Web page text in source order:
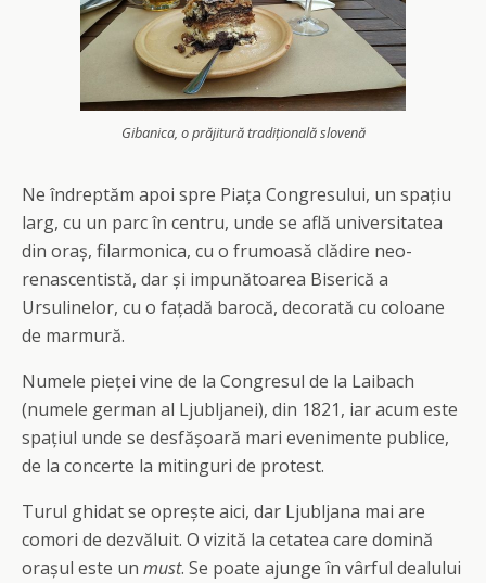
Gibanica, o prăjitură tradițională slovenă
Ne îndreptăm apoi spre Piața Congresului, un spațiu
larg, cu un parc în centru, unde se află universitatea
din oraș, filarmonica, cu o frumoasă clădire neo-
renascentistă, dar și impunătoarea Biserică a
Ursulinelor, cu o fațadă barocă, decorată cu coloane
de marmură.
Numele pieței vine de la Congresul de la Laibach
(numele german al Ljubljanei), din 1821, iar acum este
spațiul unde se desfășoară mari evenimente publice,
de la concerte la mitinguri de protest.
Turul ghidat se oprește aici, dar Ljubljana mai are
comori de dezvăluit. O vizită la cetatea care domină
orașul este un must. Se poate ajunge în vârful dealului